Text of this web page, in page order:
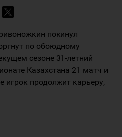
покинул
по обоюдному
сезоне 31-летний
Казахстана 21 матч и
игрок продолжит карьеру,